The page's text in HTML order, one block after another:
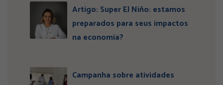
Artigo: Super El Niño: estamos
preparados para seus impactos
na economia?
Campanha sobre atividades